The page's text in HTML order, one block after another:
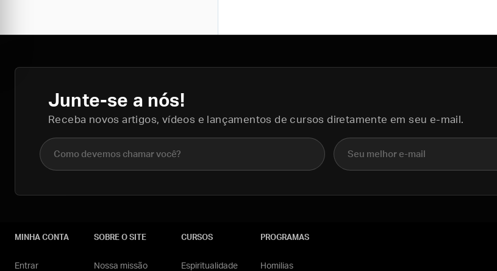
Junte-se a nós!
Receba novos artigos, vídeos e lançamentos de cursos diretamente em seu e-mail.
Nome completo E-mail
MINHA CONTA
Entrar
SOBRE O SITE
Nossa missão
CURSOS
Espiritualidade
PROGRAMAS
Homilias